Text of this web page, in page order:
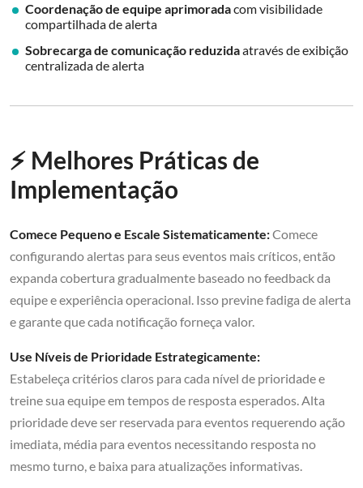
Coordenação de equipe aprimoradacom visibilidade
compartilhada de alerta
Sobrecarga de comunicação reduzidaatravés de exibição
centralizada de alerta
⚡ Melhores Práticas de
Implementação
Comece Pequeno e Escale Sistematicamente:Comece
configurando alertas para seus eventos mais críticos, então
expanda cobertura gradualmente baseado no feedback da
equipe e experiência operacional. Isso previne fadiga de alerta
e garante que cada notificação forneça valor.
Use Níveis de Prioridade Estrategicamente:
Estabeleça critérios claros para cada nível de prioridade e
treine sua equipe em tempos de resposta esperados. Alta
prioridade deve ser reservada para eventos requerendo ação
imediata, média para eventos necessitando resposta no
mesmo turno, e baixa para atualizações informativas.